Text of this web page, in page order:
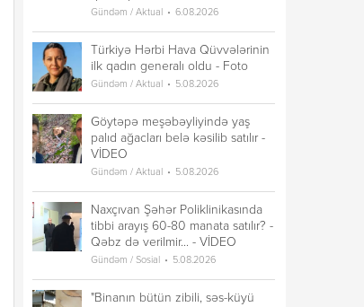
Gündəm / Aktual 6.08.2026
Türkiyə Hərbi Hava Qüvvələrinin
ilk qadın generalı oldu - Foto
Gündəm / Aktual 5.08.2026
Göytəpə meşəbəyliyində yaş
palıd ağacları belə kəsilib satılır -
VİDEO
Gündəm / Aktual 5.08.2026
Naxçıvan Şəhər Poliklinikasında
tibbi arayış 60-80 manata satılır? -
Qəbz də verilmir... - VİDEO
Gündəm / Sosial 5.08.2026
"Binanın bütün zibili, səs-küyü